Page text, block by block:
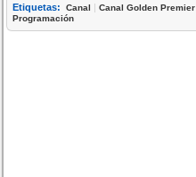
Etiquetas: Canal |Canal Golden Premier
Programación